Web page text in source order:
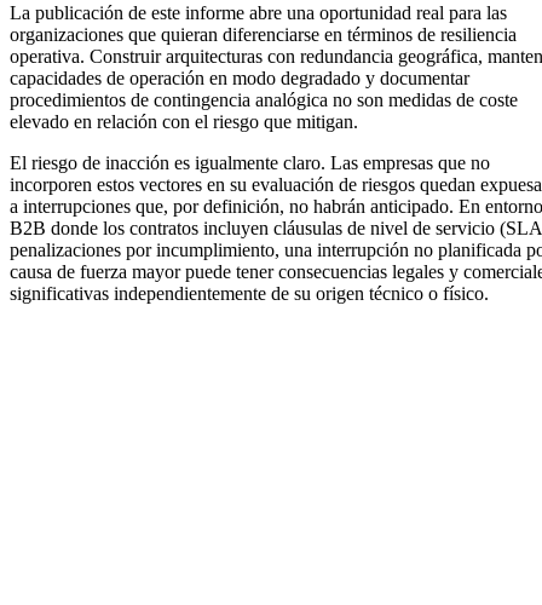
La publicación de este informe abre una oportunidad real para las
organizaciones que quieran diferenciarse en términos de resiliencia
operativa. Construir arquitecturas con redundancia geográfica,
capacidades de operación en modo degradado y documentar
procedimientos de contingencia analógica no son medidas de coste
elevado en relación con el riesgo que mitigan.
El riesgo de inacción es igualmente claro. Las empresas que no
incorporen estos vectores en su evaluación de riesgos quedan
a interrupciones que, por definición, no habrán anticipado. En
B2B donde los contratos incluyen cláusulas de nivel de servicio
penalizaciones por incumplimiento, una interrupción no planificada
causa de fuerza mayor puede tener consecuencias legales y
significativas independientemente de su origen técnico o físico.